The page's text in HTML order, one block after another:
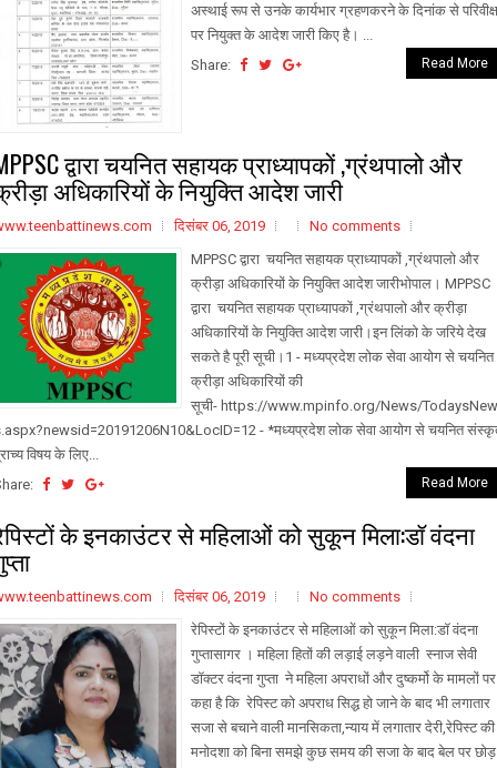
अस्थाई रूप से उनके कार्यभार ग्रहणकरने के दिनांक से
पर नियुक्त के आदेश जारी किए है। ...
Share:
Read More
द्वारा चयनित सहायक प्राध्यापकों ,ग्रंथपालो और
अधिकारियों के नियुक्ति आदेश जारी
दिसंबर 06, 2019
No comments
MPPSC द्वारा चयनित सहायक प्राध्यापकों ,ग्रंथपालो और
क्रीड़ा अधिकारियों के नियुक्ति आदेश जारीभोपाल। MPPSC
द्वारा चयनित सहायक प्राध्यापकों ,ग्रंथपालो और क्रीड़ा
अधिकारियों के नियुक्ति आदेश जारी।इन लिंको के जरिये देख
सकते है पूरी सूची।1 - मध्यप्रदेश लोक सेवा आयोग से चयनित
क्रीड़ा अधिकारियों की
सूची- https://www.mpinfo.org/News/TodaysNew
- *मध्यप्रदेश लोक सेवा आयोग से चयनित
विषय के लिए...
Read More
के इनकाउंटर से महिलाओं को सुकून मिला:डॉ वंदना
दिसंबर 06, 2019
No comments
रेपिस्टों के इनकाउंटर से महिलाओं को सुकून मिला:डॉ वंदना
गुप्तासागर । महिला हितों की लड़ाई लड़ने वाली स्नाज सेवी
डॉक्टर वंदना गुप्ता ने महिला अपराधों और दुष्कर्मो के मामलों पर
कहा है कि रेपिस्ट को अपराध सिद्ध हो जाने के बाद भी लगातार
सजा से बचाने वाली मानसिकता,न्याय में लगातार देरी,रेपिस्ट की
मनोदशा को बिना समझे कुछ समय की सजा के बाद बेल पर छोड़